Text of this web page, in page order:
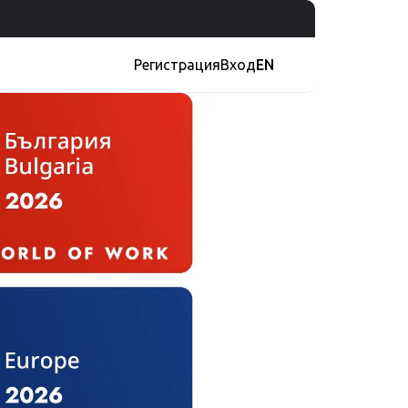
РегистрацияВходEN